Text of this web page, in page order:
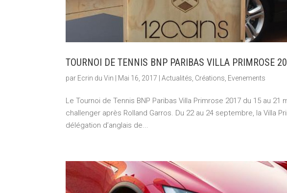
TOURNOI DE TENNIS BNP PARIBAS VILLA PRIMROSE
par Ecrin du Vin Mai 16, 2017 |Actualités Créations Evenements
Le Tournoi de Tennis BNP Paribas Villa Primrose 2017 du 15 au
challenger après Rolland Garros. Du 22 au 24 septembre, la Villa
délégation d’anglais de...